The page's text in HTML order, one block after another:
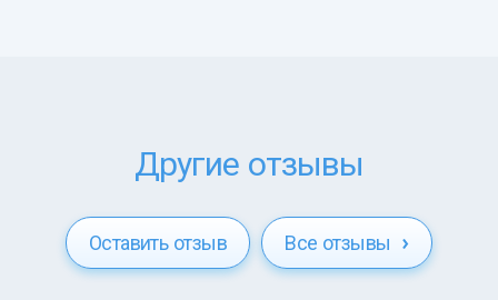
Другие отзывы
Оставить отзыв Все отзывы